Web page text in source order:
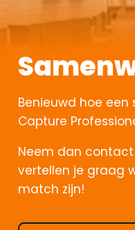
Benieuwd hoe
Capture
Neem dan
vertellen je graag
match zijn!